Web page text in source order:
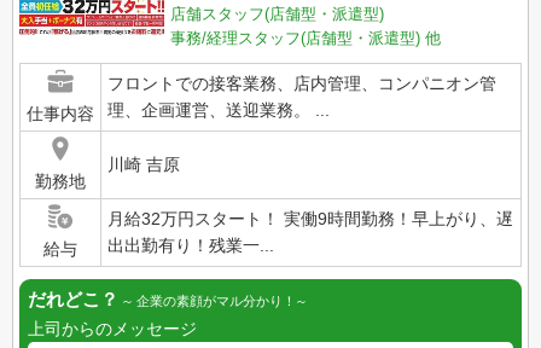
店舗スタッフ(店舗型・派遣型)
事務/経理スタッフ(店舗型・派遣型) 他
仕事内容
フロントでの接客業務、店内管理、コンパニオン管
理、企画運営、送迎業務。 ...
勤務地
川崎 吉原
給与
月給32万円スタート！ 実働9時間勤務！早上がり、遅
出出勤有り！残業一...
だれどこ？ 企業の素顔がマル分かり！
上司からのメッセージ